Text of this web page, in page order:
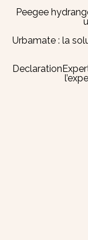
Peegee
Urbamate : la